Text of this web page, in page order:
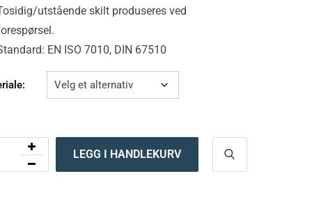
utstående skilt produseres ved
EN ISO 7010, DIN 67510
LEGG I HANDLEKURV